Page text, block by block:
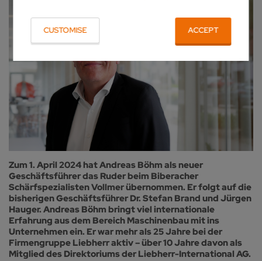
CUSTOMISE ACCEPT
Zum 1. April 2024 hat Andreas Böhm als neuer
Geschäftsführer das Ruder beim Biberacher
Schärfspezialisten Vollmer übernommen. Er folgt auf die
bisherigen Geschäftsführer Dr. Stefan Brand und Jürgen
Hauger. Andreas Böhm bringt viel internationale
Erfahrung aus dem Bereich Maschinenbau mit ins
Unternehmen ein. Er war mehr als 25 Jahre bei der
Firmengruppe Liebherr aktiv – über 10 Jahre davon als
Mitglied des Direktoriums der Liebherr-International AG.